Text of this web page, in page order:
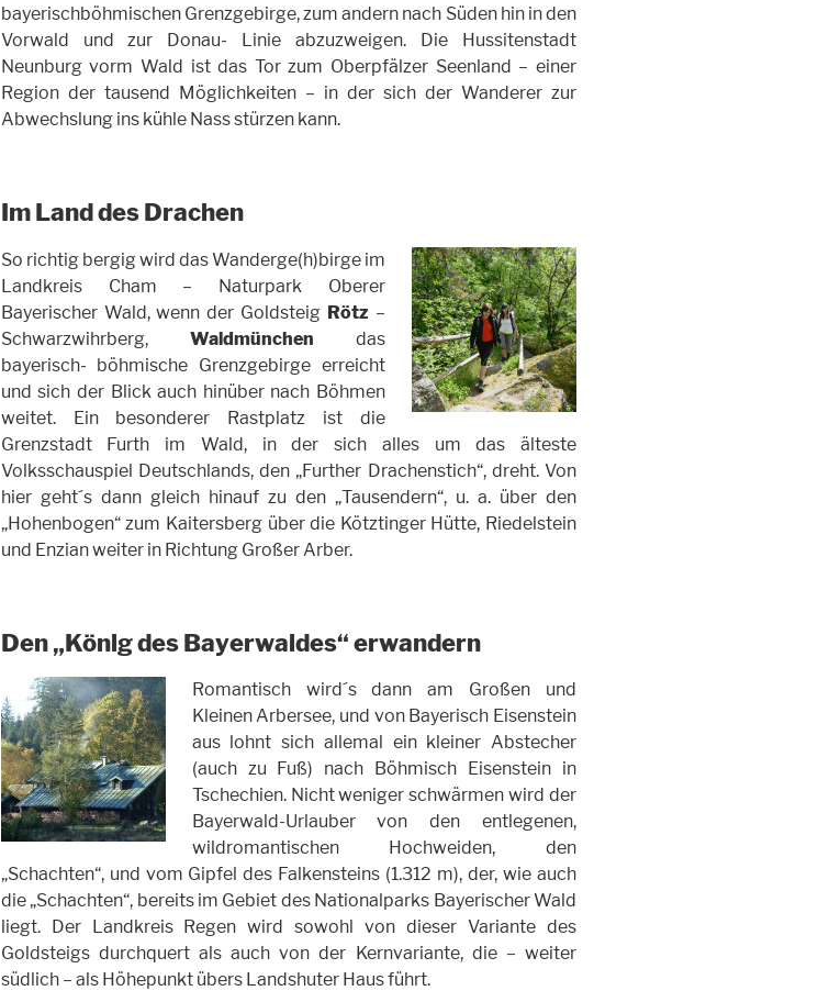
bayerischböhmischen Grenzgebirge, zum andern nach Süden hin in den
Vorwald und zur Donau- Linie abzuzweigen. Die Hussitenstadt
Neunburg vorm Wald ist das Tor zum Oberpfälzer Seenland – einer
Region der tausend Möglichkeiten – in der sich der Wanderer zur
Abwechslung ins kühle Nass stürzen kann.
Im Land des Drachen
So richtig bergig wird das Wanderge(h)birge im
Landkreis Cham – Naturpark Oberer
Bayerischer Wald, wenn der Goldsteig Rötz –
Schwarzwihrberg, Waldmünchen das
bayerisch- böhmische Grenzgebirge erreicht
und sich der Blick auch hinüber nach Böhmen
weitet. Ein besonderer Rastplatz ist die
Grenzstadt Furth im Wald, in der sich alles um das älteste
Volksschauspiel Deutschlands, den „Further Drachenstich“, dreht. Von
hier geht´s dann gleich hinauf zu den „Tausendern“, u. a. über den
„Hohenbogen“ zum Kaitersberg über die Kötztinger Hütte, Riedelstein
und Enzian weiter in Richtung Großer Arber.
Den „König des Bayerwaldes“ erwandern
Romantisch wird´s dann am Großen und
Kleinen Arbersee, und von Bayerisch Eisenstein
aus lohnt sich allemal ein kleiner Abstecher
(auch zu Fuß) nach Böhmisch Eisenstein in
Tschechien. Nicht weniger schwärmen wird der
Bayerwald-Urlauber von den entlegenen,
wildromantischen Hochweiden, den
„Schachten“, und vom Gipfel des Falkensteins (1.312 m), der, wie auch
die „Schachten“, bereits im Gebiet des Nationalparks Bayerischer Wald
liegt. Der Landkreis Regen wird sowohl von dieser Variante des
Goldsteigs durchquert als auch von der Kernvariante, die – weiter
südlich – als Höhepunkt übers Landshuter Haus führt.